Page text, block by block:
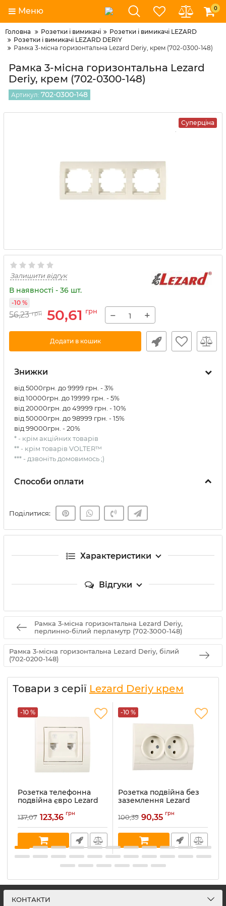
Меню 0
Головна Розетки і вимикачі
Розетки і вимикачі LEZARD
Розетки і вимикачі LEZARD DERIY
Рамка 3-місна горизонтальна Lezard Deriy, крем (702-0300-148)
Рамка 3-місна горизонтальна Lezard
Deriy, крем (702-0300-148)
Артикул: 702-0300-148
Суперціна
Залишити відгук
В наявності - 36 шт.
56,23 грн 50,61 грн
-10 %
− +
Додати в кошик
Знижки
від 5000грн. до 9999 грн. - 3%
від 10000грн. до 19999 грн. - 5%
від 20000грн. до 49999 грн. - 10%
від 50000грн. до 98999 грн. - 15%
від 99000грн. - 20%
* - крім акційних товарів
** - крім товарів VOLTER™
*** - дзвоніть домовимось ;)
Способи оплати
Поділитися:
Характеристики
Відгуки
Рамка 3-місна горизонтальна Lezard Deriy,
перлинно-білий перламутр (702-3000-148)
Рамка 3-місна горизонтальна Lezard Deriy, білий
(702-0200-148)
Товари з серії Lezard Deriy крем
-10 %
Розетка телефонна
подвійна євро Lezard
138)
Артикул:702-0303-138
В наявності:
137,07 123,36 грн
-10 %
Розетка подвійна без
заземлення Lezard
128B)
Артикул:702-0303-128B
В наявності:
100,39 90,35 грн
КОНТАКТИ